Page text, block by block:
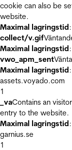
cookie can also be
website.
Maximal lagringstid
collect/v.gif
Maximal lagringstid
vwo_apm_sent
Maximal lagringstid
assets.voyado.com
1
_vaContains an
entry to the website.
Maximal lagringstid
garnius.se
1